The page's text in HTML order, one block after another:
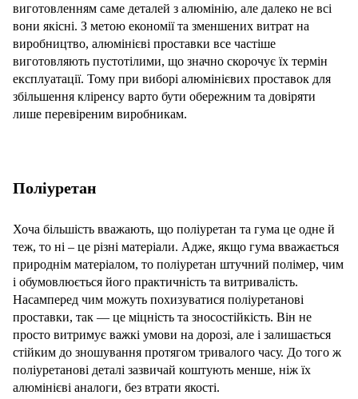
виготовленням саме деталей з алюмінію, але далеко не всі
вони якісні. З метою економії та зменшених витрат на
виробництво, алюмінієві проставки все частіше
виготовляють пустотілими, що значно скорочує їх термін
експлуатації. Тому при виборі алюмінієвих проставок для
збільшення кліренсу варто бути обережним та довіряти
лише перевіреним виробникам.
Поліуретан
Хоча більшість вважають, що поліуретан та гума це одне й
теж, то ні – це різні матеріали. Адже, якщо гума вважається
природнім матеріалом, то поліуретан штучний полімер, чим
і обумовлюється його практичність та витривалість.
Насамперед чим можуть похизуватися поліуретанові
проставки, так — це міцність та зносостійкість. Він не
просто витримує важкі умови на дорозі, але і залишається
стійким до зношування протягом тривалого часу. До того ж
поліуретанові деталі зазвичай коштують менше, ніж їх
алюмінієві аналоги, без втрати якості.